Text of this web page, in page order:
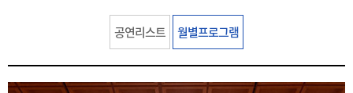
공연리스트 월별프로그램